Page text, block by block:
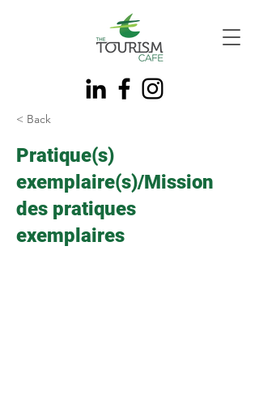
< Back
Pratique(s)
exemplaire(s)/Mission
des pratiques
exemplaires